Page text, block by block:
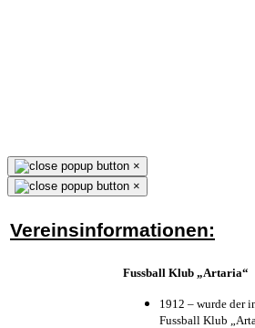
×
×
Vereinsinformationen:
Fussball Klub „Artaria“
1912 – wurde der
Fussball Klub